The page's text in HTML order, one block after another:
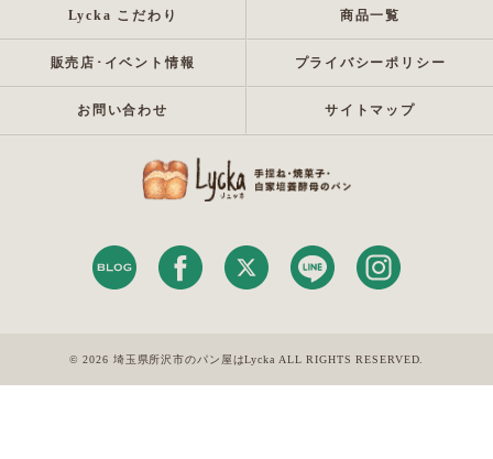
Lycka こだわり 商品一覧
販売店･イベント情報 プライバシーポリシー
お問い合わせ サイトマップ
© 2026 埼玉県所沢市のパン屋はLycka ALL RIGHTS RESERVED.